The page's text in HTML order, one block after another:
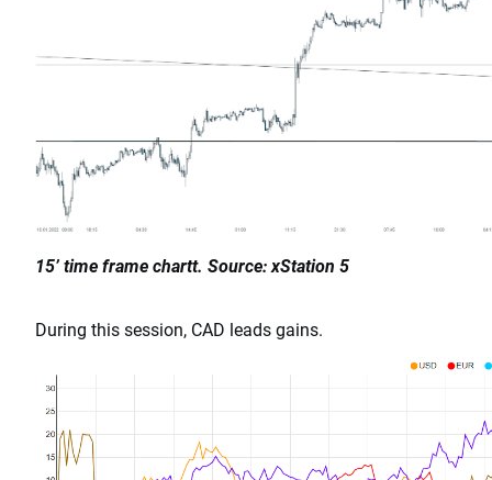
15’ time frame chartt. Source: xStation 5
During this session, CAD leads gains.